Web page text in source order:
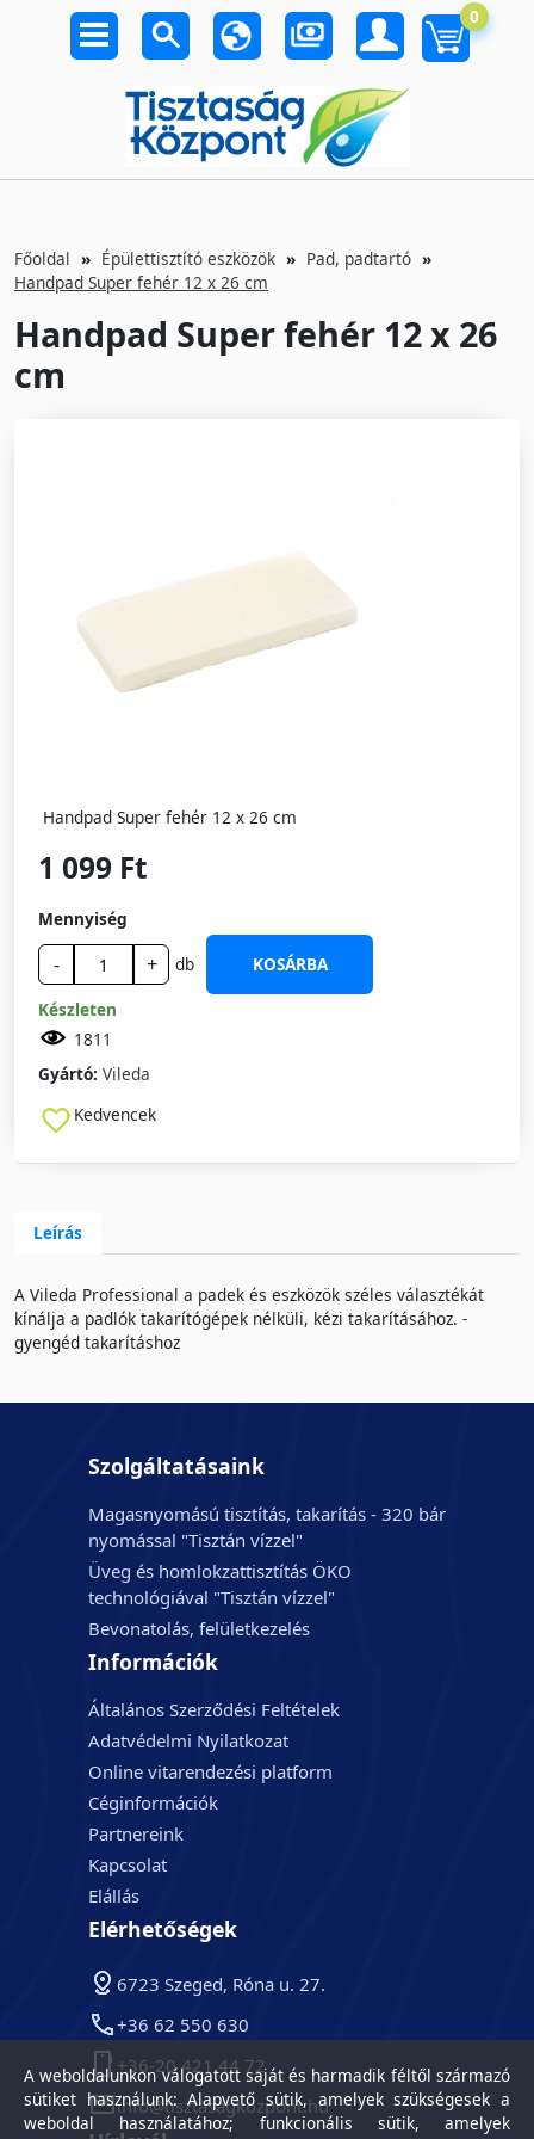
0
Főoldal Épülettisztító eszközök
Pad, padtartó
Handpad Super fehér 12 x 26 cm
Handpad Super fehér 12 x 26
cm
Handpad Super fehér 12 x 26 cm
1 099 Ft
Mennyiség
- + db
KOSÁRBA
Készleten
1811
Gyártó: Vileda
Kedvencek
Leírás
A Vileda Professional a padek és eszközök széles választékát
kínálja a padlók takarítógépek nélküli, kézi takarításához. -
gyengéd takarításhoz
Szolgáltatásaink
Magasnyomású tisztítás, takarítás - 320 bár
nyomással "Tisztán vízzel"
Üveg és homlokzattisztítás ÖKO
technológiával "Tisztán vízzel"
Bevonatolás, felületkezelés
Információk
Általános Szerződési Feltételek
Adatvédelmi Nyilatkozat
Online vitarendezési platform
Céginformációk
Partnereink
Kapcsolat
Elállás
Elérhetőségek
6723 Szeged, Róna u. 27.
+36 62 550 630
+36-20 421 44 72
info@tisztasagkozpont.hu
A weboldalunkon válogatott saját és harmadik féltől származó
sütiket használunk: Alapvető sütik, amelyek szükségesek a
weboldal használatához; funkcionális sütik, amelyek